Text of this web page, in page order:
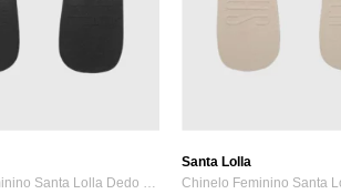
Chinelo Feminino Santa Lolla Dedo Preta
Santa Lolla